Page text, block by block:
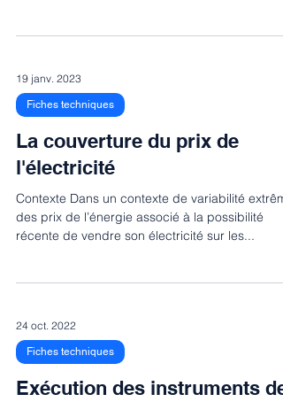
19 janv. 2023
Fiches techniques
La couverture du prix de
l'électricité
Contexte Dans un contexte de variabilité
des prix de l’énergie associé à la possibilité
récente de vendre son électricité sur les...
24 oct. 2022
Fiches techniques
Exécution des instruments de